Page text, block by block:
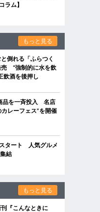
ラム】
もっと見る
倒れる「ふらつく
売 “強制的に水を飲
飲酒を後押し
品を一斉投入 名店
レーフェス”を開催
タート 人気グルメ
結
もっと見る
『こんなときに